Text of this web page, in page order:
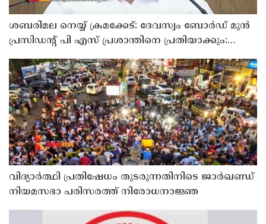
ശബരിമല നെയ്യ് ക്രമക്കേട്: ദേവസ്വം ബോര്‍ഡ് മുന്‍
പ്രസിഡന്റ് പി എസ് പ്രശാന്തിനെ പ്രതിയാക്കും:
വിദ്യാര്‍ത്ഥി പ്രതിഷേധം തുടരുന്നതിനിടെ ജാര്‍ഖണ്ഡ്
നിയമസഭാ പരിസരത്ത് നിരോധനാജ്ഞ